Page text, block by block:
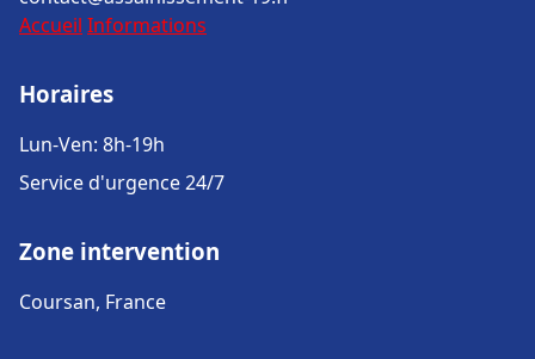
Accueil Informations
Horaires
Lun-Ven: 8h-19h
Service d'urgence 24/7
Zone intervention
Coursan, France